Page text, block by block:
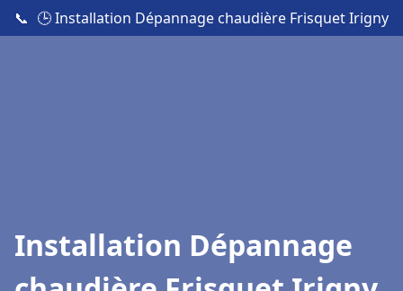
📞 🕒 Installation Dépannage chaudière Frisquet Irigny
Installation Dépannage